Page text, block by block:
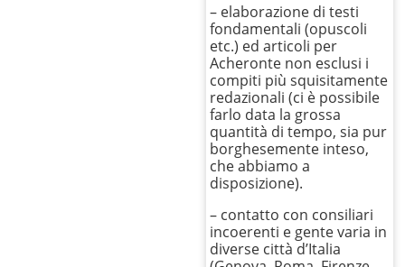
– elaborazione di testi
fondamentali (opuscoli
etc.) ed articoli per
Acheronte non esclusi i
compiti più squisitamente
redazionali (ci è possibile
farlo data la grossa
quantità di tempo, sia pur
borghesemente inteso,
che abbiamo a
disposizione).
– contatto con consiliari
incoerenti e gente varia in
diverse città d’Italia